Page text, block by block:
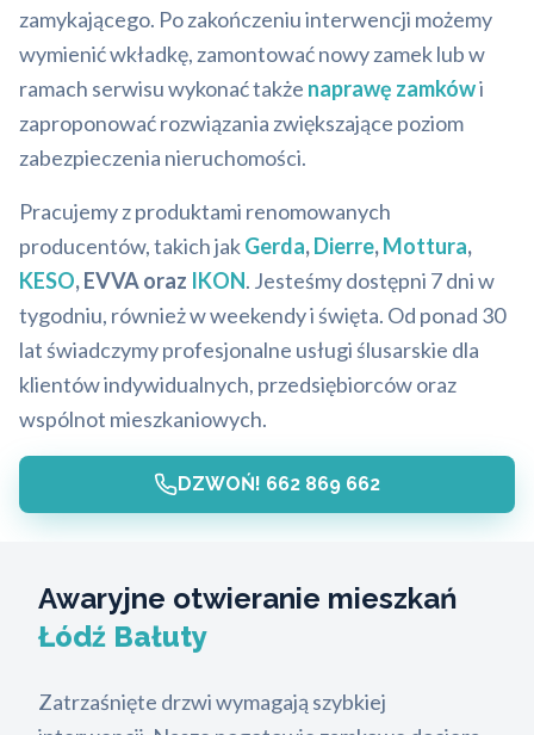
zamykającego. Po zakończeniu interwencji możemy
wymienić wkładkę, zamontować nowy zamek lub w
ramach serwisu wykonać także naprawę zamkówi
zaproponować rozwiązania zwiększające poziom
zabezpieczenia nieruchomości.
Pracujemy z produktami renomowanych
producentów, takich jakGerda,Dierre,Mottura,
KESO, EVVA oraz IKON. Jesteśmy dostępni 7 dni w
tygodniu, również w weekendy i święta. Od ponad 30
lat świadczymy profesjonalne usługi ślusarskie dla
klientów indywidualnych, przedsiębiorców oraz
wspólnot mieszkaniowych.
DZWOŃ! 662 869 662
Awaryjne otwieranie mieszkań
Łódź Bałuty
Zatrzaśnięte drzwi wymagają szybkiej